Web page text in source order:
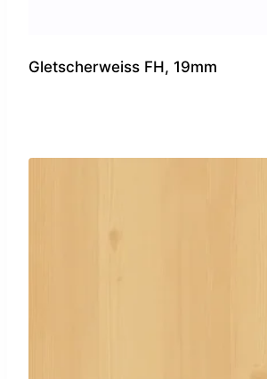
Gletscherweiss FH, 19mm